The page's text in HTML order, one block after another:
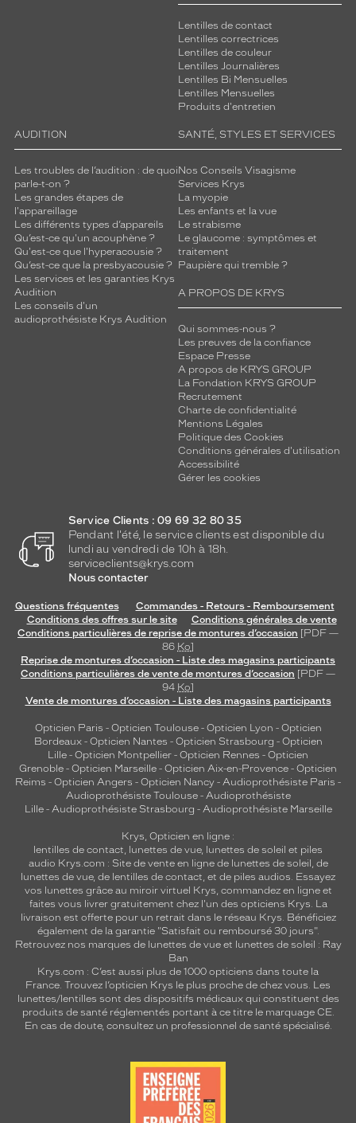
Lentilles de contact
Lentilles correctrices
Lentilles de couleur
Lentilles Journalières
Lentilles Bi Mensuelles
Lentilles Mensuelles
Produits d'entretien
AUDITION
Les troubles de l’audition : de quoi
parle-t-on ?
Les grandes étapes de
l'appareillage
Les différents types d’appareils
Qu’est-ce qu'un acouphène ?
Qu'est-ce que l'hyperacousie ?
Qu’est-ce que la presbyacousie ?
Les services et les garanties Krys
Audition
Les conseils d'un
audioprothésiste Krys Audition
SANTÉ, STYLES ET SERVICES
Nos Conseils Visagisme
Services Krys
La myopie
Les enfants et la vue
Le strabisme
Le glaucome : symptômes et
traitement
Paupière qui tremble ?
A PROPOS DE KRYS
Qui sommes-nous ?
Les preuves de la confiance
Espace Presse
A propos de KRYS GROUP
La Fondation KRYS GROUP
Recrutement
Charte de confidentialité
Mentions Légales
Politique des Cookies
Conditions générales d'utilisation
Accessibilité
Gérer les cookies
Service Clients : 09 69 32 80 35
Pendant l'été, le service clients est disponible du
lundi au vendredi de 10h à 18h.
serviceclients@krys.com
Nous contacter
Questions fréquentes
Commandes - Retours - Remboursement
Conditions des offres sur le site
Conditions générales de vente
Conditions particulières de reprise de montures d’occasion [PDF —
86 Ko]
Reprise de montures d’occasion - Liste des magasins participants
Conditions particulières de vente de montures d’occasion [PDF —
94 Ko]
Vente de montures d’occasion - Liste des magasins participants
Opticien Paris - Opticien Toulouse- Opticien Lyon - Opticien
Bordeaux- Opticien Nantes - Opticien Strasbourg - Opticien
Lille - Opticien Montpellier - Opticien Rennes - Opticien
Grenoble - Opticien Marseille - Opticien Aix-en-Provence - Opticien
Reims - Opticien Angers - Opticien Nancy - Audioprothésiste Paris -
Audioprothésiste Toulouse- Audioprothésiste
Lille- Audioprothésiste Strasbourg - Audioprothésiste Marseille
Krys, Opticien en ligne :
lentilles de contact, lunettes de vue, lunettes de soleil et piles
audio Krys.com : Site de vente en ligne de lunettes de soleil, de
lunettes de vue, de lentilles de contact, et de piles audios. Essayez
vos lunettes grâce au miroir virtuel Krys, commandez en ligne et
faites vous livrer gratuitement chez l'un des opticiens Krys. La
livraison est offerte pour un retrait dans le réseau Krys. Bénéficiez
également de la garantie "Satisfait ou remboursé 30 jours".
Retrouvez nos marques de lunettes de vue et lunettes de soleil : Ray
Ban
Krys.com : C’est aussi plus de 1000 opticiens dans toute la
France. Trouvez l’opticien Krys le plus proche de chez vous. Les
lunettes/lentilles sont des dispositifs médicaux qui constituent des
produits de santé réglementés portant à ce titre le marquage CE.
En cas de doute, consultez un professionnel de santé spécialisé.